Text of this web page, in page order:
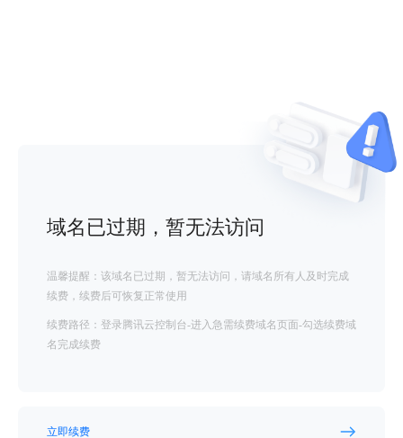
域名已过期，暂无法访问
温馨提醒：该域名已过期，暂无法访问，请域名所有人及时完成
续费，续费后可恢复正常使用
续费路径：登录腾讯云控制台-进入急需续费域名页面-勾选续费域
名完成续费
立即续费